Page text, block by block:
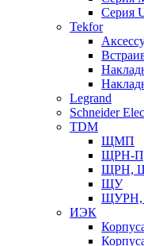
Серия
Tekfor
Legrand
Schneider
TDM
ЩМП
ЩРН-П,
ЩРН,
ЩУ
ИЭК